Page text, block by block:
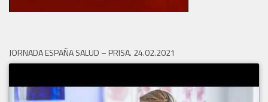
JORNADA ESPAÑA SALUD – PRISA. 24.02.2021